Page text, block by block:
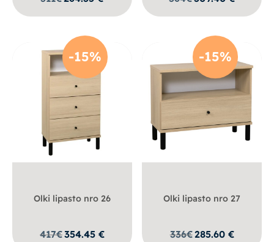
-15%
Olki lipasto nro 26
417€354.45 €
-15%
Olki lipasto nro 27
336€285.60 €